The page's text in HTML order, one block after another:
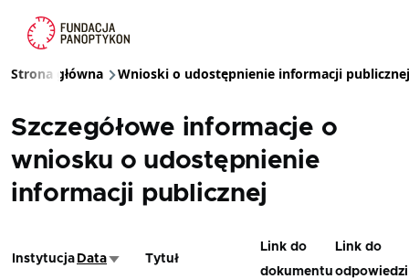
Ścieżka nawigacyjna
Strona główna Wnioski o udostępnienie informacji publicznej
Szczegółowe informacje o
wniosku o udostępnienie
informacji publicznej
Instytucja DataSortuj rosnąco
Tytuł
Link do
dokumentu
Link do
odpowiedzi